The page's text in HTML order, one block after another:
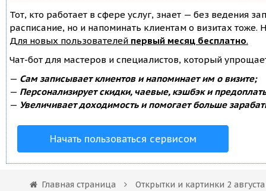
Тот, кто работает в сфере услуг, знает — без ведения
расписание, но и напоминать клиентам о визитах
Для новых пользователей первый месяц бесплатно.
Чат-бот для мастеров и специалистов, который
— Сам записывает клиентов и напоминает им о визите;
— Персонализирует скидки, чаевые, кэшбэк и
— Увеличивает доходимость и помогает больше
Начать пользоваться сервисом
Главная страница Открытки и картинки 2